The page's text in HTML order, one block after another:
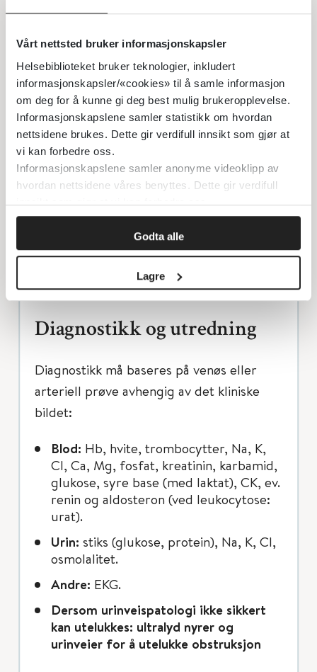
Vårt nettsted bruker informasjonskapsler
Helsebiblioteket bruker teknologier, inkludert
informasjonskapsler/«cookies» til å samle informasjon
om deg for å kunne gi deg best mulig brukeropplevelse.
Informasjonskapslene samler statistikk om hvordan
nettsidene brukes. Dette gir verdifull innsikt som gjør at
vi kan forbedre oss.
Informasjonskapslene samler anonyme videoklipp av
hvordan nettsidene våres benyttes. Dette gir verdifull
innsikt som gjør at vi kan forbedre oss.
Godta alle
Lagre
muskelsvakhet,
palpitasjoner
K-9,0
Tretthet,
muskelsvakhet,
parestesier og
palpitasjoner
Ytterligere
breddeforøket
Hjertestans
(kan inntre
med serum-K+
også under 10)
Bradykardi,
Diagnostikk og utredning
Diagnostikk må baseres på venøs eller
arteriell prøve avhengig av det kliniske
bildet:
Blod: Hb, hvite, trombocytter, Na, K,
Cl, Ca, Mg, fosfat, kreatinin, karbamid,
glukose, syre base (med laktat), CK, ev.
renin og aldosteron (ved leukocytose:
urat).
Urin: stiks (glukose, protein), Na, K, Cl,
osmolalitet.
Andre: EKG.
Dersom urinveispatologi ikke sikkert
kan utelukkes: ultralyd nyrer og
urinveier for å utelukke obstruksjon